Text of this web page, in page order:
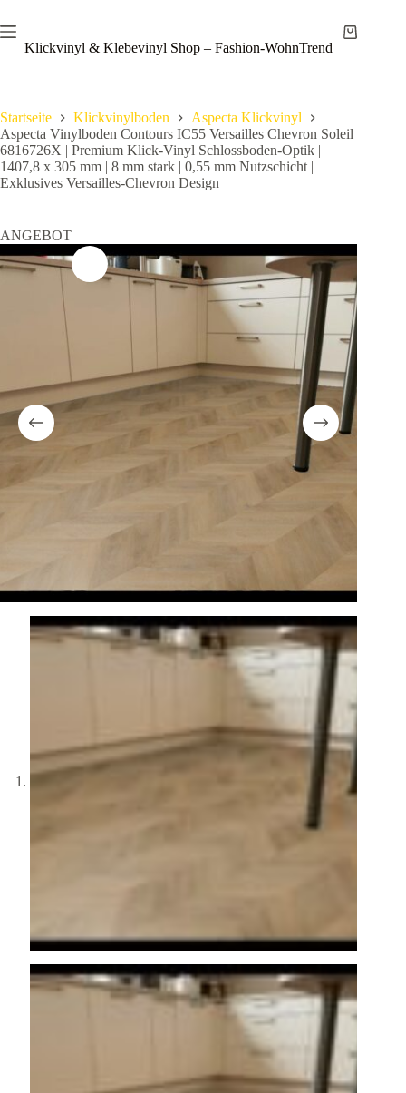
Inhalt
springenKlickvinyl & Klebevinyl Shop – Fashion-WohnTrend
Warenkorb
Startseite Klickvinylboden
Aspecta Klickvinyl
Aspecta Vinylboden Contours IC55 Versailles Chevron Soleil
6816726X | Premium Klick-Vinyl Schlossboden-Optik |
1407,8 x 305 mm | 8 mm stark | 0,55 mm Nutzschicht |
Exklusives Versailles-Chevron Design
ANGEBOT